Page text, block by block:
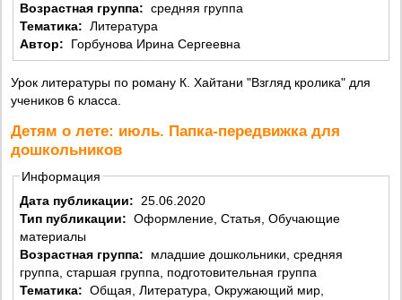
Возрастная группа: средняя группа
Тематика: Литература
Автор:
Горбунова Ирина Сергеевна
Урок литературы по роману К. Хайтани "Взгляд кролика" для
учеников 6 класса.
Детям о лете: июль. Папка-передвижка для
дошкольников
Информация
Дата публикации:
25.06.2020
Тип публикации: Оформление, Статья, Обучающие
материалы
Возрастная группа:
группа, старшая группа, подготовительная группа
Тематика: Общая, Литература, Окружающий мир,